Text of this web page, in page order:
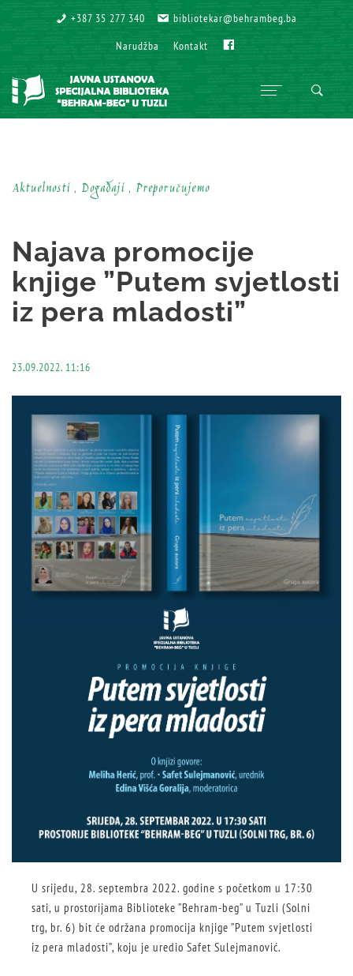
+387 35 277 340
+387 35 277 340 bibliotekar@behrambeg.ba
bibliotekar@behrambeg.ba
Narudžba
Narudžba Kontakt
Kontakt
Aktuelnosti , Događaji , Preporučujemo
Najava promocije
knjige ”Putem svjetlosti
iz pera mladosti”
23.09.2022. 11:16
U srijedu, 28. septembra 2022. godine s početkom u 17:30
sati, u prostorijama Biblioteke ”Behram-beg” u Tuzli (Solni
trg, br. 6) bit će održana promocija knjige ”Putem svjetlosti
iz pera mladosti”, koju je uredio Safet Sulejmanović.